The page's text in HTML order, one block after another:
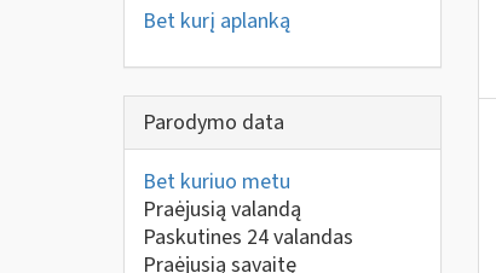
Bet kurį aplanką
Parodymo data
Bet kuriuo metu
Praėjusią valandą
Paskutines 24 valandas
Praėjusią savaitę